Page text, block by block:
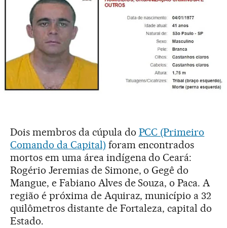
Dois membros da cúpula do PCC (Primeiro
Comando da Capital) foram encontrados
mortos em uma área indígena do Ceará:
Rogério Jeremias de Simone, o Gegê do
Mangue, e Fabiano Alves de Souza, o Paca. A
região é próxima de Aquiraz, município a 32
quilômetros distante de Fortaleza, capital do
Estado.